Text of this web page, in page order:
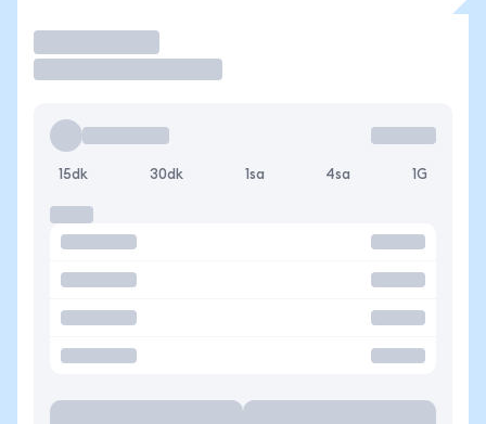
15dk 30dk 1sa 4sa 1G